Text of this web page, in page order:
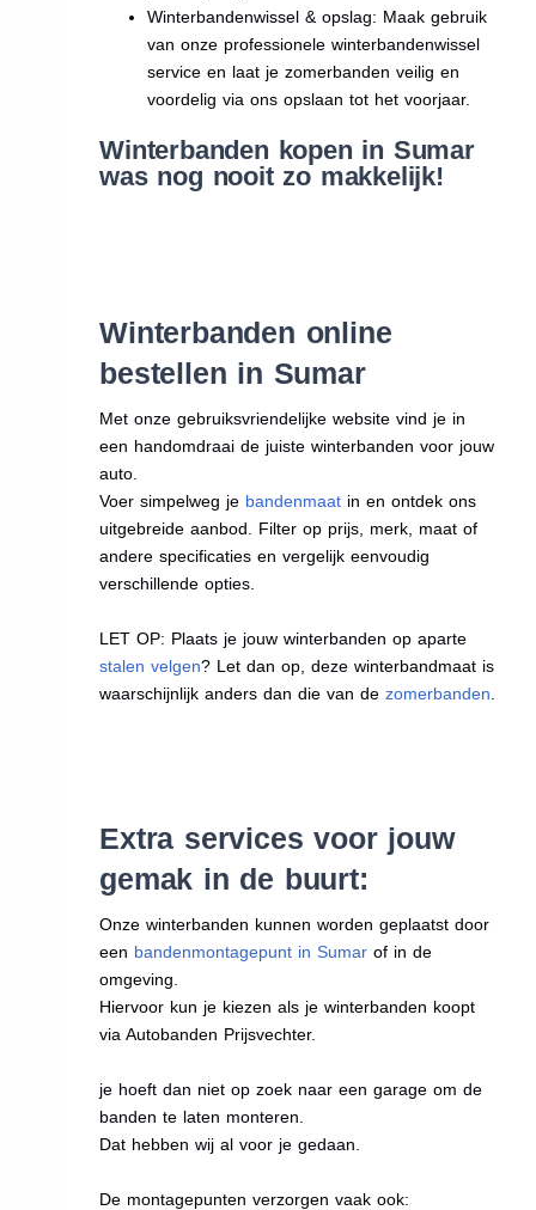
Winterbandenwissel & opslag: Maak gebruik
van onze professionele winterbandenwissel
service en laat je zomerbanden veilig en
voordelig via ons opslaan tot het voorjaar.
Winterbanden kopen in Sumar
was nog nooit zo makkelijk!
Winterbanden online
bestellen in Sumar
Met onze gebruiksvriendelijke website vind je in
een handomdraai de juiste winterbanden voor jouw
auto.
Voer simpelweg je bandenmaat in en ontdek ons
uitgebreide aanbod. Filter op prijs, merk, maat of
andere specificaties en vergelijk eenvoudig
verschillende opties.
LET OP: Plaats je jouw winterbanden op aparte
stalen velgen? Let dan op, deze winterbandmaat is
waarschijnlijk anders dan die van dezomerbanden
Extra services voor jouw
gemak in de buurt:
Onze winterbanden kunnen worden geplaatst door
een bandenmontagepunt in Sumar of in de
omgeving.
Hiervoor kun je kiezen als je winterbanden koopt
via Autobanden Prijsvechter.
je hoeft dan niet op zoek naar een garage om de
banden te laten monteren.
Dat hebben wij al voor je gedaan.
De montagepunten verzorgen vaak ook: